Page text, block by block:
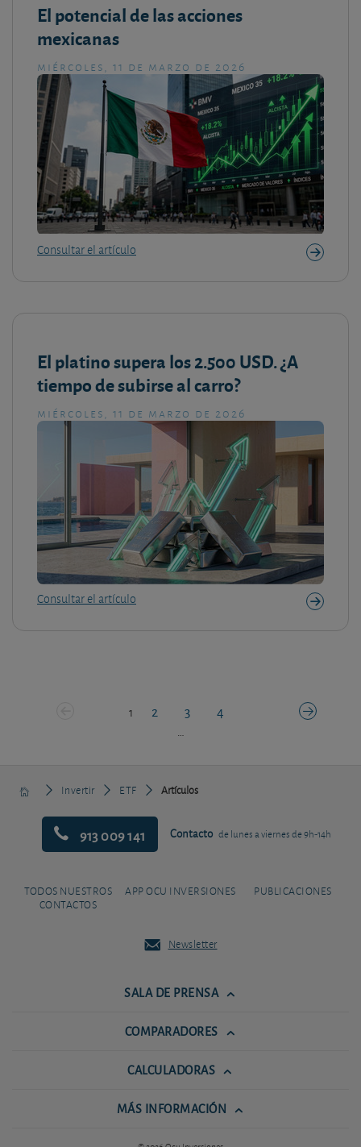
El potencial de las acciones
mexicanas
miércoles, 11 de marzo de 2026
Consultar el artículo
El platino supera los 2.500 USD. ¿A
tiempo de subirse al carro?
miércoles, 11 de marzo de 2026
Consultar el artículo
1 2 3 4
…
Invertir ETF Artículos
913 009 141 Contacto de lunes a viernes de 9h-14h
TODOS NUESTROS
CONTACTOS
APP OCU INVERSIONES PUBLICACIONES
Newsletter
SALA DE PRENSA
COMPARADORES
CALCULADORAS
MÁS INFORMACIÓN